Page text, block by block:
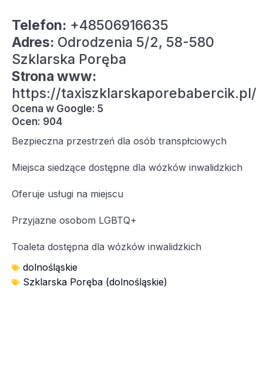
Telefon: +48506916635
Adres: Odrodzenia 5/2, 58-580
Szklarska Poręba
Strona www:
https://taxiszklarskaporebabercik.pl/
Ocena w Google: 5
Ocen: 904
Bezpieczna przestrzeń dla osób transpłciowych
Miejsca siedzące dostępne dla wózków inwalidzkich
Oferuje usługi na miejscu
Przyjazne osobom LGBTQ+
Toaleta dostępna dla wózków inwalidzkich
dolnośląskie
Szklarska Poręba (dolnośląskie)